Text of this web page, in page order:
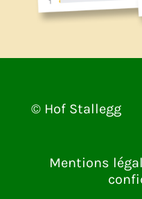
© Hof Stallegg
Mentions